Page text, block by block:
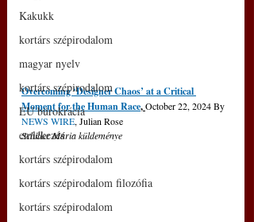
Kakukk
kortárs szépirodalom
magyar nyelv
kortárs szépirodalom
EU bürokrácia
emlékezés
kortárs szépirodalom
kortárs szépirodalom filozófia
kortárs szépirodalom
Overcoming ‘Designer Chaos’ at a Critical
Moment for the Human Race, October 22, 2024 By
NEWS WIRE, Julian Rose
Schiller Mária küldeménye